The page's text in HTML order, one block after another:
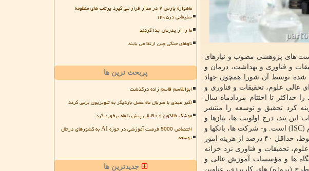
و سیاست های پژوهشی مصوب و نیازهای
و فناوری و بهداشت، درمان و
شده توسط آن شورا همچون جهاد
عالی علوم، تحقیقات و فناوری و
تا اختتام مردادماه سال
کرد تحقیق و توسعه را منتشر
این بند، درج اولویت ها، نیازها و
مسائل تحقیقاتی توسط دستگاه های اجرائی در سامانه نظام ایده ها و نیازها (نان) در پایگاه استنادی جهان اسلام (ISC) است. و- شرکت ها، بانکها و
مؤسسات انتفاعی وابسته به دولت مندرج در پیوست شماره ۳ این قانون، مکلفند در اجرای تکالیف قانونی مربوط، حداقل ۴۰ درصد از هزینه امور
حساب صندوق شورای عالی علوم، تحقیقات و فناوری نزد خزانه
ها و مؤسسات آموزش عالی و
(پروژه) های کاربردی، عناوین
ماهواره پارس ۲ در مدار قرار می گیرد پرتاب های منظومه
سلیمانی در۱۴۰۵
ما را از پدرمان جدا کردند
ناوهای جنگی چین ارتقا می یابند
پربحث ترین ها
ابوالقاسم قاسم زاده درگذشت
اکبر عبدی با سریال ماه عسل باردیگر به تلویزیون برمی گردد
موشک فالکون ۹ دقایقی پیش با ماه برخورد کرد
اختصاص 5000 فرصت آموزشی در حوزه AI به کشورهای درحال
توسعه
جدیدترین ها